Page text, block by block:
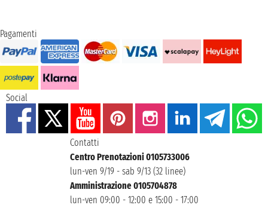
Pagamenti
Social
Contatti
Centro Prenotazioni 0105733006
lun-ven 9/19 - sab 9/13 (32 linee)
Amministrazione 0105704878
lun-ven 09:00 - 12:00 e 15:00 - 17:00